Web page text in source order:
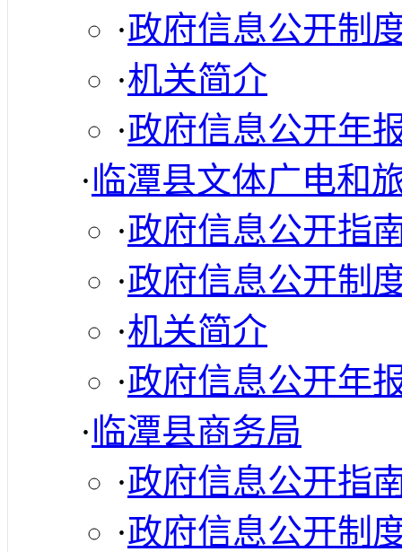
·政府信息公开制
·机关简介
·政府信息公开年
·临潭县文体广电和
·政府信息公开指
·政府信息公开制
·机关简介
·政府信息公开年
·临潭县商务局
·政府信息公开指
·政府信息公开制